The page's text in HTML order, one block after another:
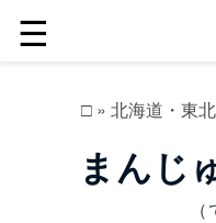
☰
□» 北海道・東北
まんじ